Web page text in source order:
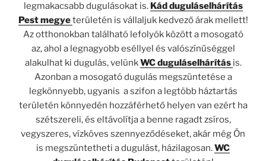
legmakacsabb dugulásokat is. Kádduguláselhárítás
Pest megyeterületén is vállaljuk kedvező árak mellett!
Az otthonokban található lefolyók között a mosogató
az, ahol a legnagyobb eséllyel és valószínűséggel
alakulhat ki dugulás, velünkWC duguláselhárítás is.
Azonban a mosogató dugulás megszüntetése a
legkönnyebb, ugyanis a szifon a legtöbb háztartás
területén könnyedén hozzáférhető helyen van ezért ha
szétszereli, és eltávolítja a benne ragadt zsíros,
vegyszeres, vízköves szennyeződéseket, akár még Ön
is megszüntetheti a dugulást, házilagosan.WC